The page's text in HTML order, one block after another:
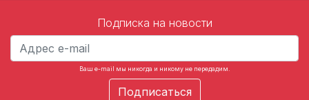
«экспериментаторов», приходит к
выводу, что используя
чувствительность играть прибыльнее,
Подписка на новости
Ваш e-mail мы никогда и никому не передадим.